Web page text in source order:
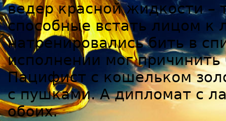
ведер красной жидкости –
способные встать лицом к
натренировались бить в
исполнении мог
Пацифист с кошельком
с пушками. А дипломат с
обоих.